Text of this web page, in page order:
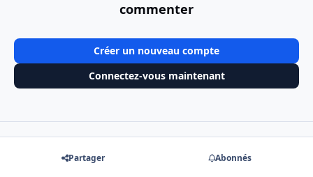
commenter
Créer un nouveau compte
Connectez-vous maintenant
Partager Abonnés